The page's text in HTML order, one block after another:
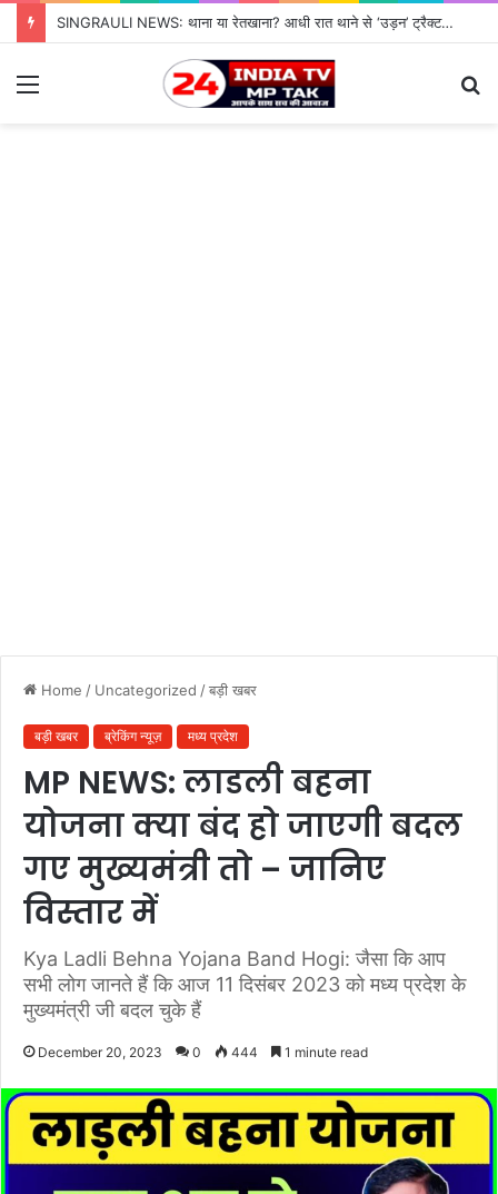
SINGRAULI NEWS: थाना या रेतखाना? आधी रात थाने से ‘उड़न’ ट्रैक्टर, जियावन पुलिस के पहरे में माफिया पास रेत माफिया के आगे नतमस्तक सिस्टम, सुशासन की पोल खोलती जियावन थाने की सनसनीखेज कहानी
Menu
Home / Uncategorized /बड़ी खबर
बड़ी खबर ब्रेकिंग न्यूज़ मध्य प्रदेश
MP NEWS: लाडली बहना
योजना क्या बंद हो जाएगी बदल
गए मुख्यमंत्री तो – जानिए
विस्तार में
Kya Ladli Behna Yojana Band Hogi: जैसा कि आप
सभी लोग जानते हैं कि आज 11 दिसंबर 2023 को मध्य प्रदेश के
मुख्यमंत्री जी बदल चुके हैं
December 20, 2023 0 444 1 minute read